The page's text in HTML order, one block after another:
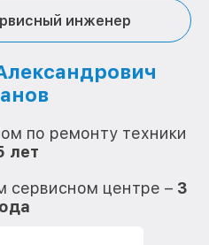
инженер
по ремонту техники
лет
сервисном центре – 3